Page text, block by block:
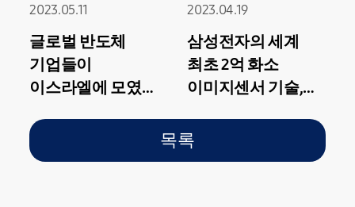
2023.05.11
글로벌 반도체
기업들이
이스라엘에 모였다!
파운드리 비전
제시한 삼성전자
2023.04.19
삼성전자의 세계
최초 2억 화소
이미지센서 기술,
임팩테크(ImpaCT-
목록